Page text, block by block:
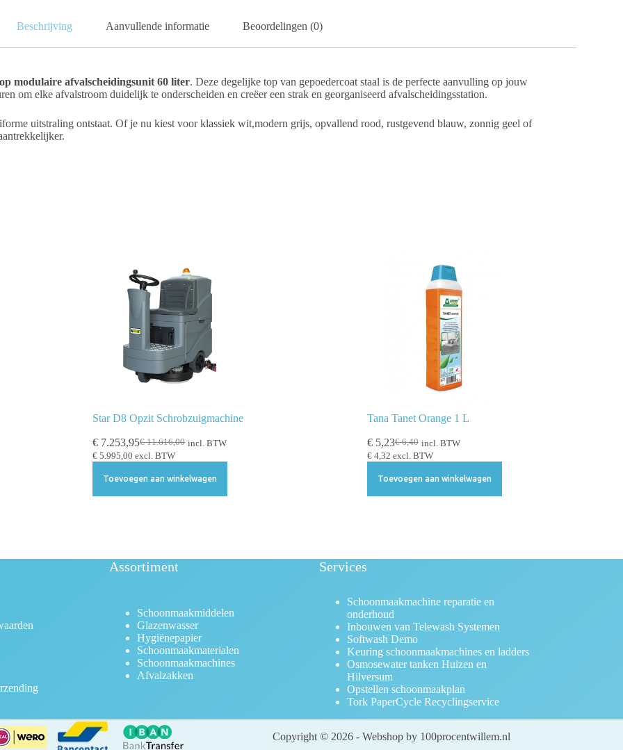
Beschrijving Aanvullende informatie Beoordelingen (0)
modulaire afvalscheidingsunit 60 liter. Deze degelijke top van gepoedercoat staal is de perfecte aanvulling op jouw
om elke afvalstroom duidelijk te onderscheiden en creëer een strak en georganiseerd afvalscheidingsstation.
uitstraling ontstaat. Of je nu kiest voor klassiek wit,modern grijs, opvallend rood, rustgevend blauw, zonnig geel of
Star D8 Opzit Schrobzuigmachine
€11.616,00
€ 7.253,95
incl. BTW
€ 5.995,00 excl. BTW
Toevoegen aan winkelwagen
Tana Tanet Orange 1 L
€6,40
€5,23
incl. BTW
€4,32 excl. BTW
Toevoegen aan winkelwagen
Assortiment
Schoonmaakmiddelen
Glazenwasser
Hygiënepapier
Schoonmaakmaterialen
Schoonmaakmachines
Afvalzakken
Services
Schoonmaakmachine reparatie en
onderhoud
Inbouwen van Telewash Systemen
Softwash Demo
Keuring schoonmaakmachines en ladders
Osmosewater tanken Huizen en
Hilversum
Opstellen schoonmaakplan
Tork PaperCycle Recyclingservice
Copyright © 2026 - Webshop by 100procentwillem.nl